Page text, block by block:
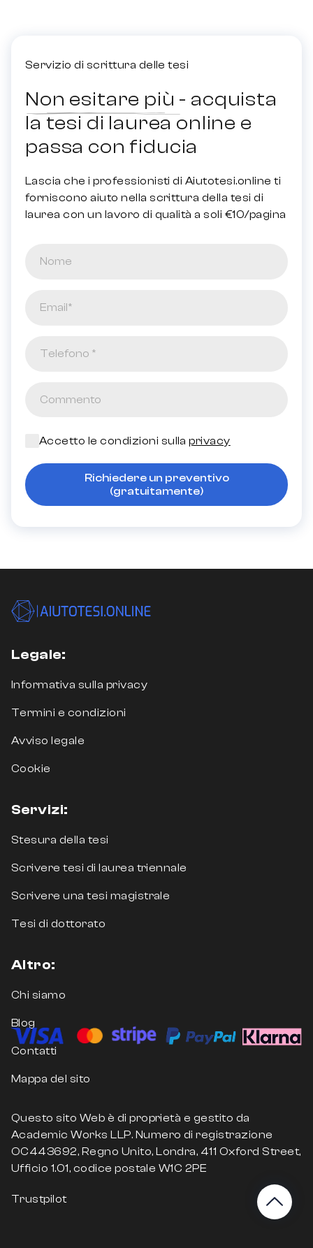
Servizio di scrittura delle tesi
Non esitare più - acquista
la tesi di laurea online e
passa con fiducia
Lascia che i professionisti di Aiutotesi.online ti
forniscono aiuto nella scrittura della tesi di
laurea con un lavoro di qualità a soli €10/pagina
Accetto le condizioni sullaprivacy
Richiedere un preventivo
(gratuitamente)
Legale:
Informativa sulla privacy
Termini e condizioni
Avviso legale
Cookie
Servizi:
Stesura della tesi
Scrivere tesi di laurea triennale
Scrivere una tesi magistrale
Tesi di dottorato
Altro:
Chi siamo
Blog
Contatti
Mappa del sito
Questo sito Web è di proprietà e gestito da
Academic Works LLP. Numero di registrazione
OC443692, Regno Unito, Londra, 411 Oxford Street,
Ufficio 1.01, codice postale W1C 2PE
Trustpilot